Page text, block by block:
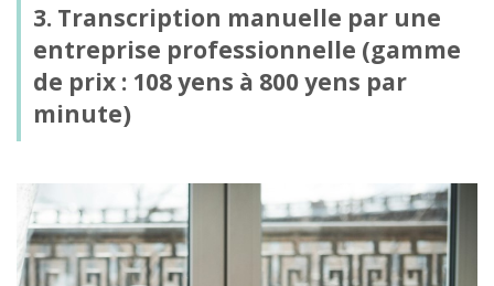
3. Transcription manuelle par une
entreprise professionnelle (gamme
de prix : 108 yens à 800 yens par
minute)